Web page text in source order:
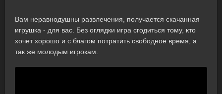
Вам неравнодушны развлечения, получается скачанная
игрушка - для вас. Без оглядки игра сгодиться тому, кто
хочет хорошо и с благом потратить свободное время, а
так же молодым игрокам.